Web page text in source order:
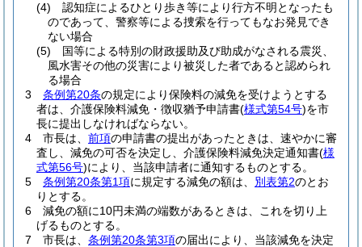
(4)
認知症によるひとり歩き等により行方不明となったも
のであって、警察等による捜索を行ってもなお発見でき
ない場合
(5)
国等による特別の財政援助及び助成がなされる震災、
風水害その他の災害により被災した者であると認められ
る場合
3
条例第20条の規定により保険料の減免を受けようとする
者は、介護保険料減免・徴収猶予申請書(様式第54号)を市
長に提出しなければならない。
4
市長は、 前項の申請書の提出があったときは、速やかに審
査し、減免の可否を決定し、介護保険料減免決定通知書(様
式第56号)により、当該申請者に通知するものとする。
5
条例第20条第1項に規定する減免の額は、 別表第2のとお
りとする。
6
減免の額に10円未満の端数があるときは、これを切り上
げるものとする。
7
市長は、 条例第20条第3項の届出により、当該減免を決定